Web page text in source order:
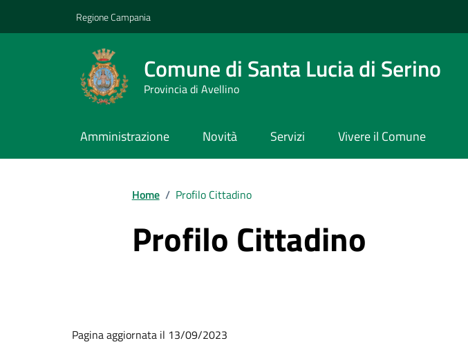
Regione Campania
Comune di Santa Lucia di Serino
Provincia di Avellino
Amministrazione Novità Servizi Vivere il Comune
Home / Profilo Cittadino
Profilo Cittadino
Pagina aggiornata il 13/09/2023